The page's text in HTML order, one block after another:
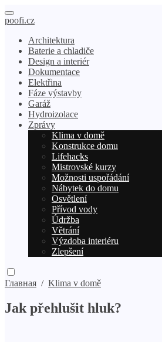
poofi.cz
Architektura
Baterie a chladiče
Design a interiér
Dokumentace
Elektřina
Fáze výstavby
Garáž
Hydroizolace
Zprávy
Klima v domě
Konstrukce domu
Lifehacks
Mistrovské kurzy
Možnosti uspořádání
Nábytek do domu
Osvětlení
Přívod vody
Údržba
Větrání
Výzdoba interiéru
Zlepšení
Главная / Klima v domě
Jak přehlušit hluk?